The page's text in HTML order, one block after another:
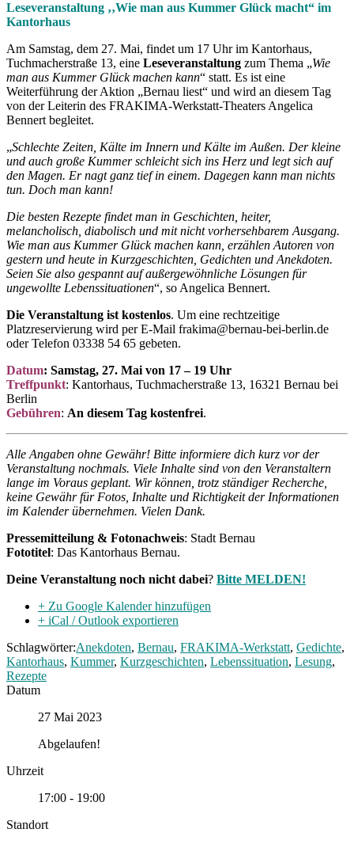
Leseveranstaltung ‚‚Wie man aus Kummer Glück macht“ im
Kantorhaus
Am Samstag, dem 27. Mai, findet um 17 Uhr im Kantorhaus,
Tuchmacherstraße 13, eine Leseveranstaltung zum Thema „Wie
man aus Kummer Glück machen kann“ statt. Es ist eine
Weiterführung der Aktion „Bernau liest“ und wird an diesem Tag
von der Leiterin des FRAKIMA-Werkstatt-Theaters Angelica
Bennert begleitet.
„Schlechte Zeiten, Kälte im Innern und Kälte im Außen. Der kleine
und auch große Kummer schleicht sich ins Herz und legt sich auf
den Magen. Er nagt ganz tief in einem. Dagegen kann man nichts
tun. Doch man kann!
Die besten Rezepte findet man in Geschichten, heiter,
melancholisch, diabolisch und mit nicht vorhersehbarem Ausgang.
Wie man aus Kummer Glück machen kann, erzählen Autoren von
gestern und heute in Kurzgeschichten, Gedichten und Anekdoten.
Seien Sie also gespannt auf außergewöhnliche Lösungen für
ungewollte Lebenssituationen“, so Angelica Bennert.
Die Veranstaltung ist kostenlos. Um eine rechtzeitige
Platzreservierung wird per E-Mail frakima@bernau-bei-berlin.de
oder Telefon 03338 54 65 gebeten.
Datum: Samstag, 27. Mai von 17 – 19 Uhr
Treffpunkt: Kantorhaus, Tuchmacherstraße 13, 16321 Bernau bei
Berlin
Gebühren: An diesem Tag kostenfrei.
Alle Angaben ohne Gewähr! Bitte informiere dich kurz vor der
Veranstaltung nochmals. Viele Inhalte sind von den Veranstaltern
lange im Voraus geplant. Wir können, trotz ständiger Recherche,
keine Gewähr für Fotos, Inhalte und Richtigkeit der Informationen
im Kalender übernehmen. Vielen Dank.
Pressemitteilung & Fotonachweis: Stadt Bernau
Fototitel: Das Kantorhaus Bernau.
Deine Veranstaltung noch nicht dabei? Bitte MELDEN!
+ Zu Google Kalender hinzufügen
+ iCal / Outlook exportieren
Schlagwörter:Anekdoten, Bernau, FRAKIMA-Werkstatt, Gedichte,
Kantorhaus, Kummer, Kurzgeschichten, Lebenssituation, Lesung,
Rezepte
Datum
27 Mai 2023
Abgelaufen!
Uhrzeit
17:00 - 19:00
Standort